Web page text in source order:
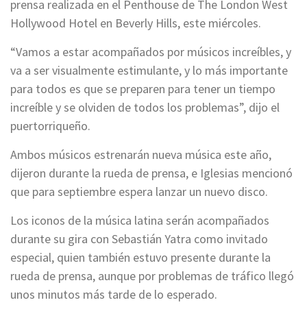
prensa realizada en el Penthouse de The London West
Hollywood Hotel en Beverly Hills, este miércoles.
“Vamos a estar acompañados por músicos increíbles, y
va a ser visualmente estimulante, y lo más importante
para todos es que se preparen para tener un tiempo
increíble y se olviden de todos los problemas”, dijo el
puertorriqueño.
Ambos músicos estrenarán nueva música este año,
dijeron durante la rueda de prensa, e Iglesias mencionó
que para septiembre espera lanzar un nuevo disco.
Los iconos de la música latina serán acompañados
durante su gira con Sebastián Yatra como invitado
especial, quien también estuvo presente durante la
rueda de prensa, aunque por problemas de tráfico llegó
unos minutos más tarde de lo esperado.